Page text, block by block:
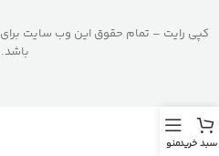
کپی رایت – تمام حقوق این وب سایت برای
باشد.
سبد خریدمنو